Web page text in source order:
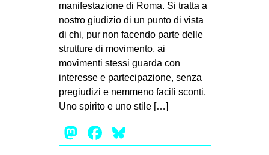
manifestazione di Roma. Si tratta a
nostro giudizio di un punto di vista
di chi, pur non facendo parte delle
strutture di movimento, ai
movimenti stessi guarda con
interesse e partecipazione, senza
pregiudizi e nemmeno facili sconti.
Uno spirito e uno stile […]
Mastodon
Facebook